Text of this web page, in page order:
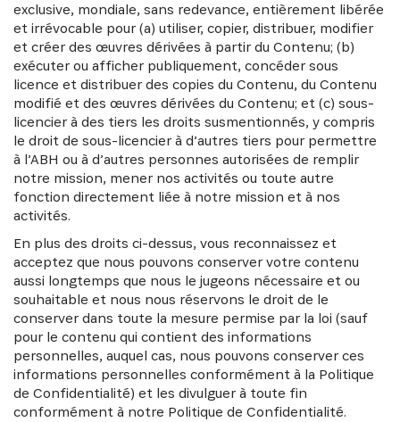
exclusive, mondiale, sans redevance, entièrement libérée
et irrévocable pour (a) utiliser, copier, distribuer, modifier
et créer des œuvres dérivées à partir du Contenu; (b)
exécuter ou afficher publiquement, concéder sous
licence et distribuer des copies du Contenu, du Contenu
modifié et des œuvres dérivées du Contenu; et (c) sous-
licencier à des tiers les droits susmentionnés, y compris
le droit de sous-licencier à d’autres tiers pour permettre
à l’ABH ou à d’autres personnes autorisées de remplir
notre mission, mener nos activités ou toute autre
fonction directement liée à notre mission et à nos
activités.
En plus des droits ci-dessus, vous reconnaissez et
acceptez que nous pouvons conserver votre contenu
aussi longtemps que nous le jugeons nécessaire et ou
souhaitable et nous nous réservons le droit de le
conserver dans toute la mesure permise par la loi (sauf
pour le contenu qui contient des informations
personnelles, auquel cas, nous pouvons conserver ces
informations personnelles conformément à la Politique
de Confidentialité) et les divulguer à toute fin
conformément à notre Politique de Confidentialité.